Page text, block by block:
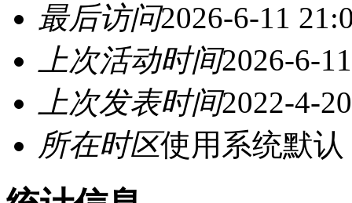
最后访问2026-6-11
上次活动时间2026-6-
上次发表时间2022-4-
所在时区使用系统默认